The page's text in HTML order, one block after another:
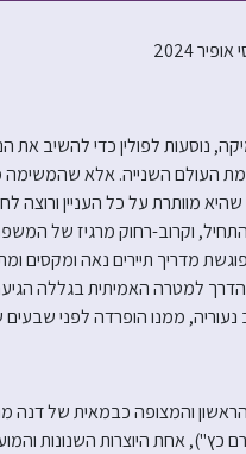
נוסעות לפולין כדי להשיב
העולם השנייה. אלא
שהיא מוותרת על כל העניין ורוצה
וקרוב-רחוק מרגיז של
מדריך תיירים נאה ומקסים
למטרה האמיתית בגללה
ממנו הופרדה לפני שבעים
והמצופה כבמאית של דנה
כץ"), אחת היוצרות השנונות